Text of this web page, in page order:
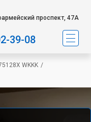
проспект, 47А
39-08
WKKK /